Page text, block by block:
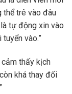
thể trê vào đâu
tự động xin vào
vào.”
thấy kịch
khá thay đối